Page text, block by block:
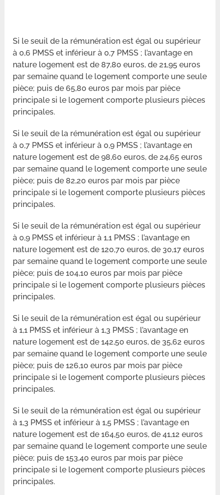
Si le seuil de la rémunération est égal ou supérieur
à 0,6 PMSS et inférieur à 0,7 PMSS ; l’avantage en
nature logement est de 87,80 euros, de 21,95 euros
par semaine quand le logement comporte une seule
pièce; puis de 65,80 euros par mois par pièce
principale si le logement comporte plusieurs pièces
principales.
Si le seuil de la rémunération est égal ou supérieur
à 0,7 PMSS et inférieur à 0,9 PMSS ; l’avantage en
nature logement est de 98,60 euros, de 24,65 euros
par semaine quand le logement comporte une seule
pièce; puis de 82,20 euros par mois par pièce
principale si le logement comporte plusieurs pièces
principales.
Si le seuil de la rémunération est égal ou supérieur
à 0,9 PMSS et inférieur à 1,1 PMSS ; l’avantage en
nature logement est de 120,70 euros, de 30,17 euros
par semaine quand le logement comporte une seule
pièce; puis de 104,10 euros par mois par pièce
principale si le logement comporte plusieurs pièces
principales.
Si le seuil de la rémunération est égal ou supérieur
à 1,1 PMSS et inférieur à 1,3 PMSS ; l’avantage en
nature logement est de 142,50 euros, de 35,62 euros
par semaine quand le logement comporte une seule
pièce; puis de 126,10 euros par mois par pièce
principale si le logement comporte plusieurs pièces
principales.
Si le seuil de la rémunération est égal ou supérieur
à 1,3 PMSS et inférieur à 1,5 PMSS ; l’avantage en
nature logement est de 164,50 euros, de 41,12 euros
par semaine quand le logement comporte une seule
pièce; puis de 153,40 euros par mois par pièce
principale si le logement comporte plusieurs pièces
principales.